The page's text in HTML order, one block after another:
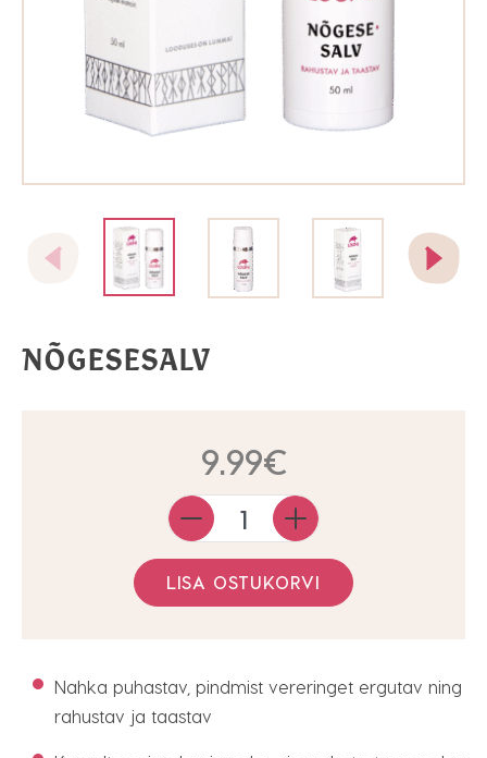
NÕGESESALV
9.99€
Quantity
LISA OSTUKORVI
Nahka puhastav, pindmist vereringet ergutav ning
rahustav ja taastav